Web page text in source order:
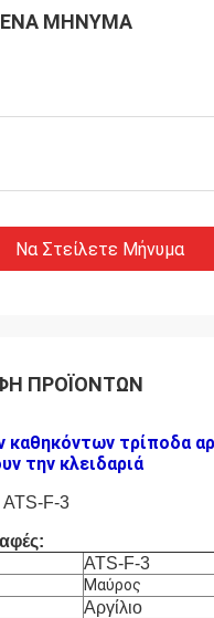
ΜΉΝΥΜΑ
Να Στείλετε Μήνυμα
ΠΡΟΪΌΝΤΩΝ
καθηκόντων τρίποδα
την κλειδαριά
ATS-F-3
ATS-F-3
Μαύρος
Αργίλιο